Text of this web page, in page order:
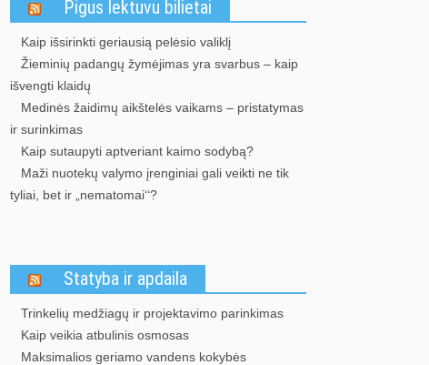
Pigus lektuvu bilietai
Kaip išsirinkti geriausią pelėsio valiklį
Žieminių padangų žymėjimas yra svarbus – kaip
išvengti klaidų
Medinės žaidimų aikštelės vaikams – pristatymas
ir surinkimas
Kaip sutaupyti aptveriant kaimo sodybą?
Maži nuotekų valymo įrenginiai gali veikti ne tik
tyliai, bet ir „nematomai‘‘?
Statyba ir apdaila
Trinkelių medžiagų ir projektavimo parinkimas
Kaip veikia atbulinis osmosas
Maksimalios geriamo vandens kokybės